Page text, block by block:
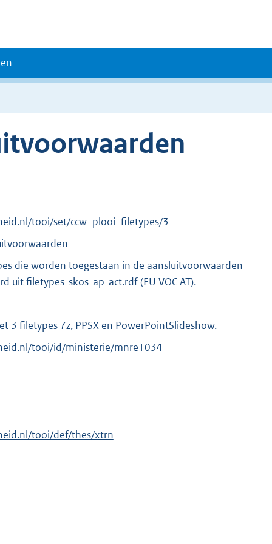
tooi/set/ccw_plooi_filetypes/3
die worden toegestaan in de aansluitvoorwaarden
uit filetypes-skos-ap-act.rdf (EU VOC AT).
3 filetypes 7z, PPSX en PowerPointSlideshow.
tooi/id/ministerie/mnre1034
tooi/def/thes/xtrn